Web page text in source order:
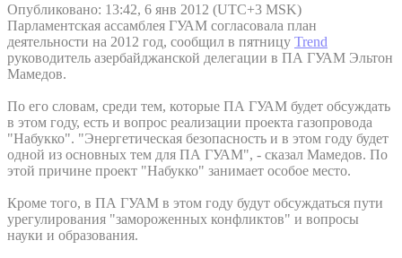
Опубликовано: 13:42, 6 янв 2012 (UTC+3 MSK)
Парламентская ассамблея ГУАМ согласовала план
деятельности на 2012 год, сообщил в пятницу Trend
руководитель азербайджанской делегации в ПА ГУАМ Эльтон
Мамедов.
По его словам, среди тем, которые ПА ГУАМ будет обсуждать
в этом году, есть и вопрос реализации проекта газопровода
"Набукко". "Энергетическая безопасность и в этом году будет
одной из основных тем для ПА ГУАМ", - сказал Мамедов. По
этой причине проект "Набукко" занимает особое место.
Кроме того, в ПА ГУАМ в этом году будут обсуждаться пути
урегулирования "замороженных конфликтов" и вопросы
науки и образования.